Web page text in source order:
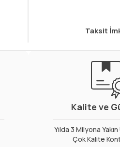
Taksit
Kalite ve
Yılda 3 Milyona
Çok Kalite